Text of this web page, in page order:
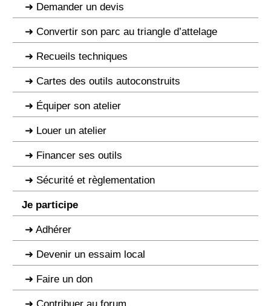
Demander un devis
Convertir son parc au triangle d’attelage
Recueils techniques
Cartes des outils autoconstruits
Équiper son atelier
Louer un atelier
Financer ses outils
Sécurité et règlementation
Je participe
Adhérer
Devenir un essaim local
Faire un don